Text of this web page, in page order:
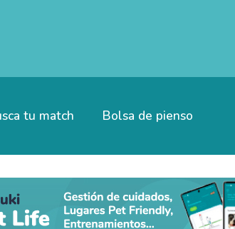
tu match Bolsa de pienso